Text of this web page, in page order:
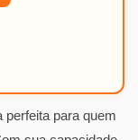
perfeita para quem